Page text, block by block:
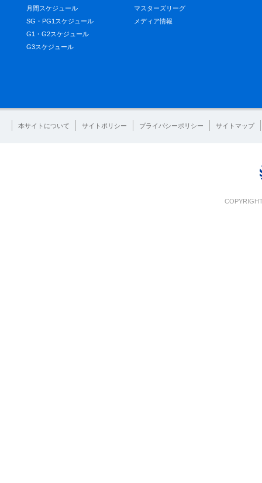
月間スケジュール
SG・PG1スケジュール
G1・G2スケジュール
G3スケジュール
マスターズリーグ
メディア情報
本サイトについて サイトポリシー プライバシーポリシー サイトマップ